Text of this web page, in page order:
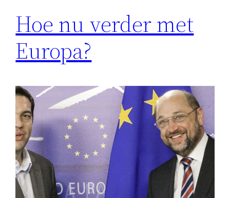
Hoe nu verder met
Europa?